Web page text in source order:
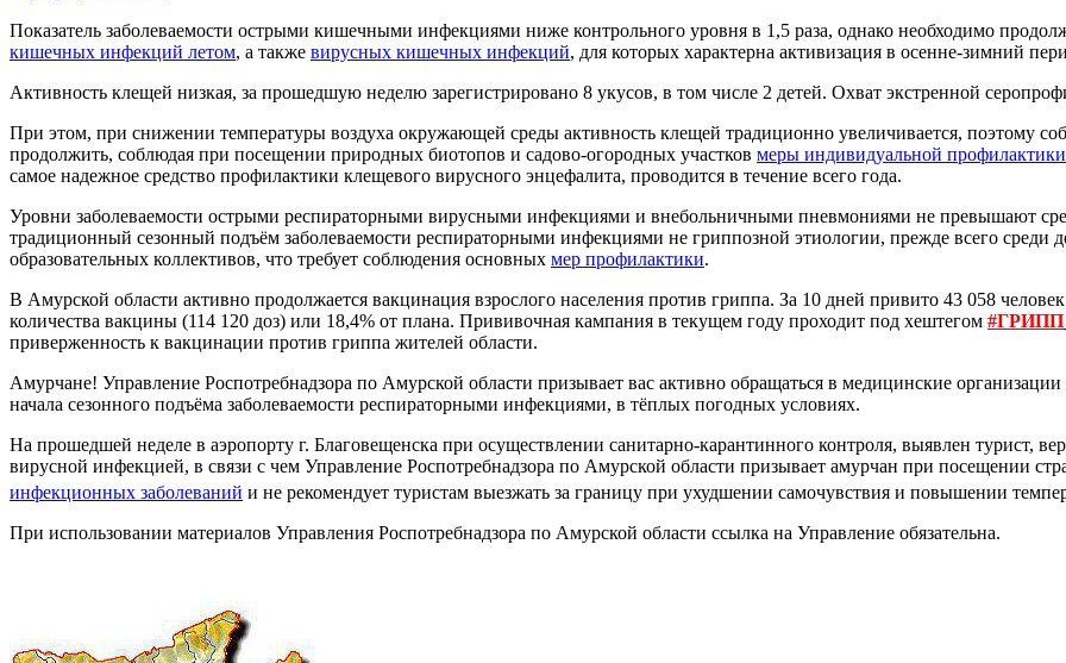
Показатель заболеваемости острыми кишечными инфекциями ниже контрольного уровня в 1,5 раза, однако необходимо
кишечных инфекций летом, а также вирусных кишечных инфекций, для которых характерна активизация в осенне-зимний
Активность клещей низкая, за прошедшую неделю зарегистрировано 8 укусов, в том числе 2 детей. Охват экстренной
При этом, при снижении температуры воздуха окружающей среды активность клещей традиционно увеличивается, поэтому
продолжить, соблюдая при посещении природных биотопов и садово-огородных участков меры индивидуальной
самое надежное средство профилактики клещевого вирусного энцефалита, проводится в течение всего года.
Уровни заболеваемости острыми респираторными вирусными инфекциями и внебольничными пневмониями не превышают
традиционный сезонный подъём заболеваемости респираторными инфекциями не гриппозной этиологии, прежде всего среди
образовательных коллективов, что требует соблюдения основных мер профилактики.
В Амурской области активно продолжается вакцинация взрослого населения против гриппа. За 10 дней привито 43 058
количества вакцины (114 120 доз) или 18,4% от плана. Прививочная кампания в текущем году проходит под хештегом #ГРИПП
приверженность к вакцинации против гриппа жителей области.
Амурчане! Управление Роспотребнадзора по Амурской области призывает вас активно обращаться в медицинские
начала сезонного подъёма заболеваемости респираторными инфекциями, в тёплых погодных условиях.
На прошедшей неделе в аэропорту г. Благовещенска при осуществлении санитарно-карантинного контроля, выявлен турист,
вирусной инфекцией, в связи с чем Управление Роспотребнадзора по Амурской области призывает амурчан при посещении
инфекционных заболеваний и не рекомендует туристам выезжать за границу при ухудшении самочувствия и повышении
При использовании материалов Управления Роспотребнадзора по Амурской области ссылка на Управление обязательна.